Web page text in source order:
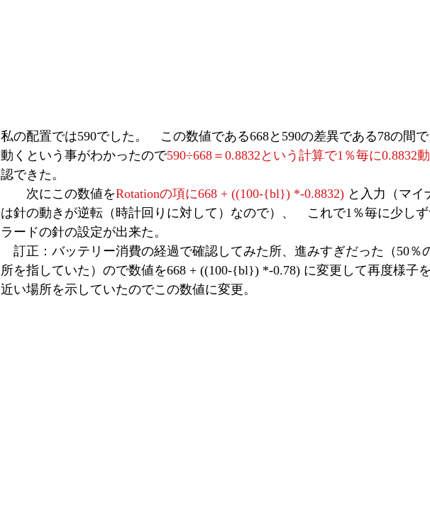
私の配置では590でした。　この数値である668と590の差異である78の間
動くという事がわかったので590÷668＝0.8832という計算で1％毎に0.8832動
認できた。
次にこの数値をRotationの項に668 + ((100-{bl}) *-0.8832) と入力（マイ
は針の動きが逆転（時計回りに対して）なので）、　これで1％毎に少し
ラードの針の設定が出来た。
訂正：バッテリー消費の経過で確認してみた所、進みすぎだった（50％
所を指していた）ので数値を668 + ((100-{bl}) *-0.78) に変更して再度様子
近い場所を示していたのでこの数値に変更。